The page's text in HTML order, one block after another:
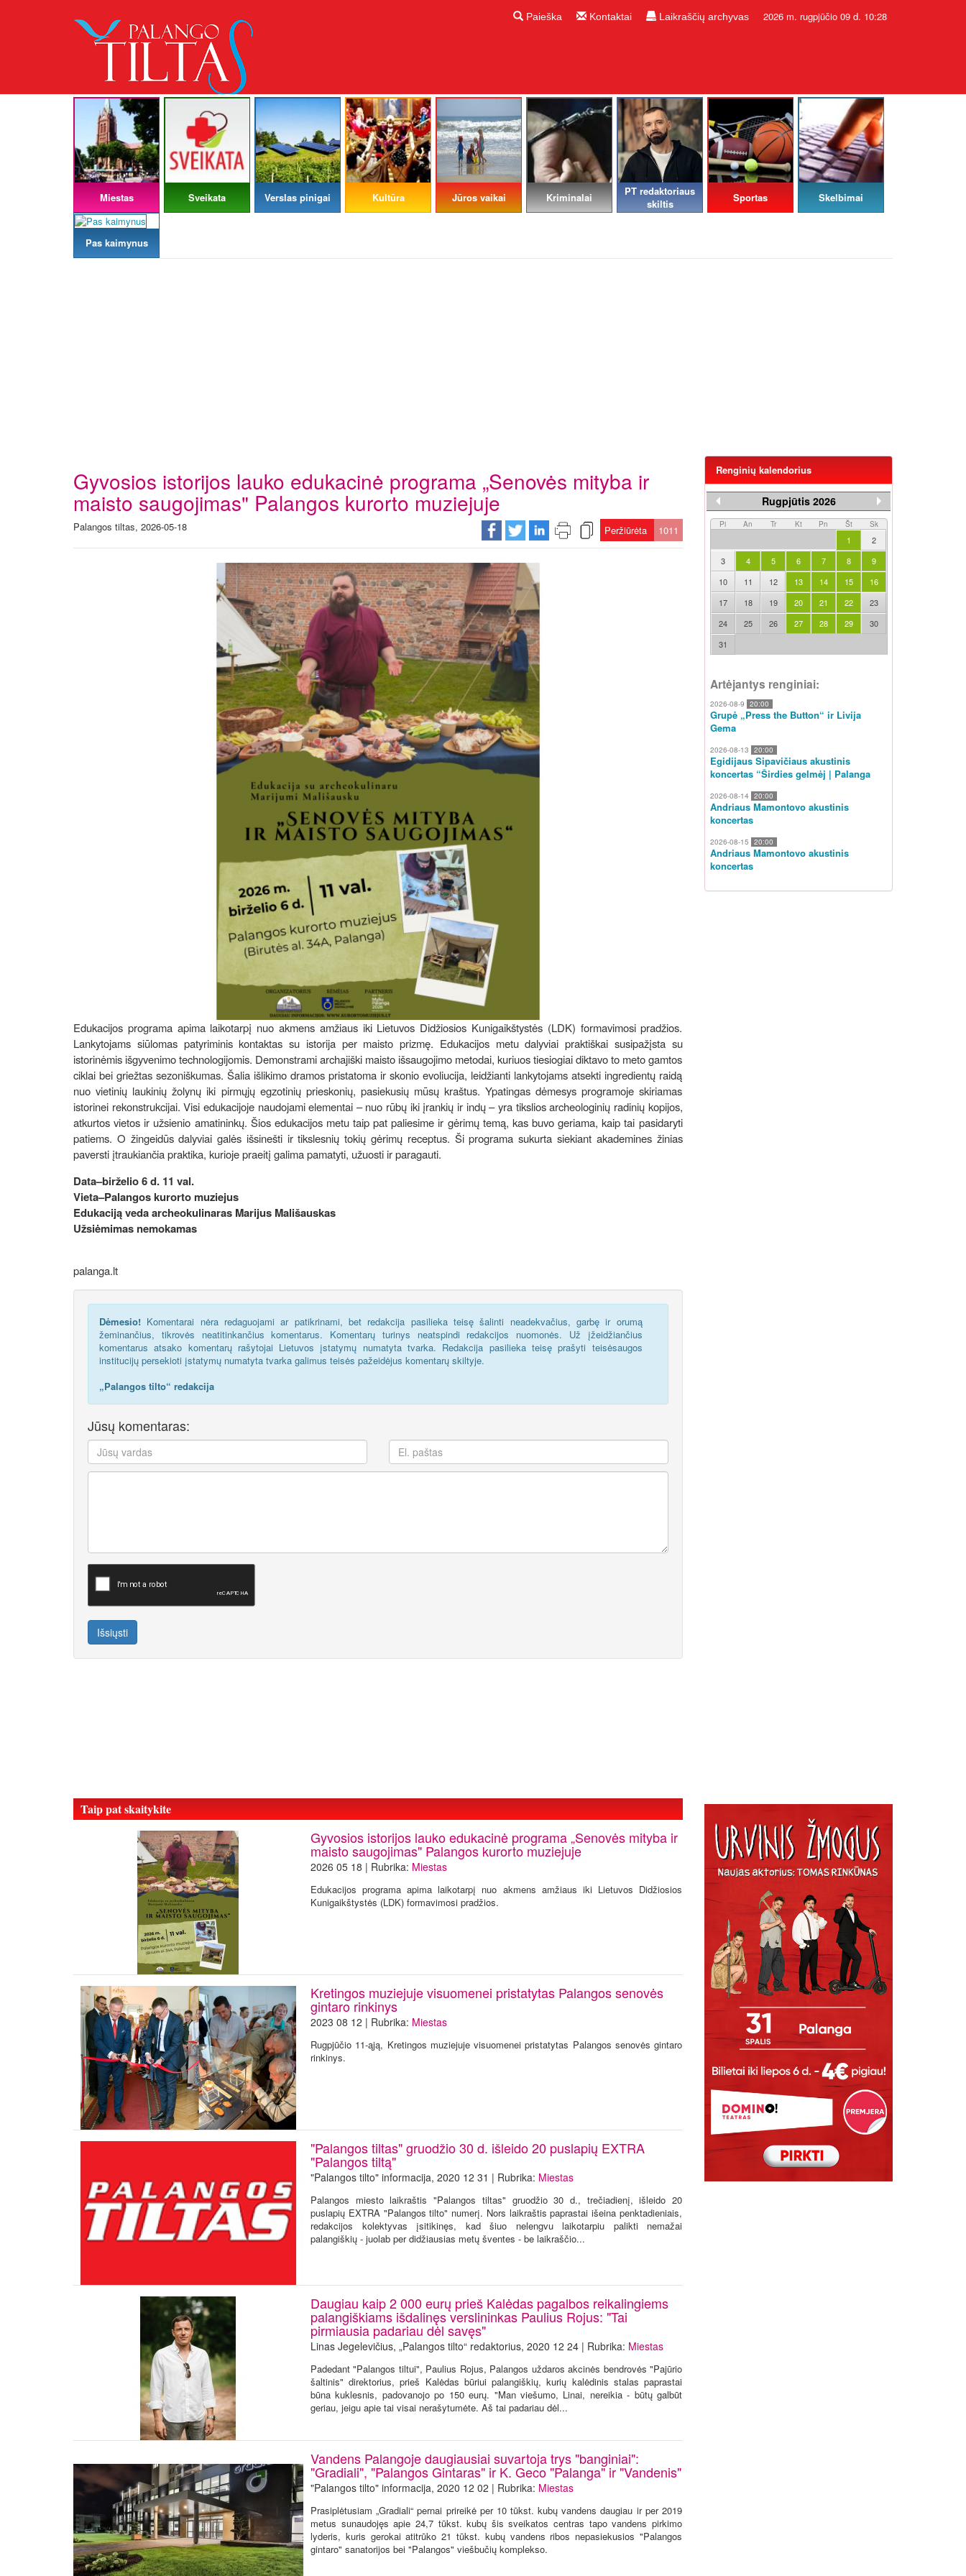
Paieška Kontaktai Laikraščių archyvas 2026 m. rugpjūčio 09 d. 10:28
Miestas Sveikata Verslas pinigai Kultūra Jūros vaikai Kriminalai
PT redaktoriaus
skiltis
Sportas Skelbimai
Pas kaimynus
Gyvosios istorijos lauko edukacinė programa „Senovės mityba ir
maisto saugojimas" Palangos kurorto muziejuje
Palangos tiltas, 2026-05-18 Peržiūrėta 1011
Edukacijos programa apima laikotarpį nuo akmens amžiaus iki Lietuvos Didžiosios Kunigaikštystės (LDK) formavimosi pradžios.
Lankytojams siūlomas patyriminis kontaktas su istorija per maisto prizmę. Edukacijos metu dalyviai praktiškai susipažįsta su
istorinėmis išgyvenimo technologijomis. Demonstrami archajiški maisto išsaugojimo metodai, kuriuos tiesiogiai diktavo to meto gamtos
ciklai bei griežtas sezoniškumas. Šalia išlikimo dramos pristatoma ir skonio evoliucija, leidžianti lankytojams atsekti ingredientų raidą
nuo vietinių laukinių žolynų iki pirmųjų egzotinių prieskonių, pasiekusių mūsų kraštus. Ypatingas dėmesys programoje skiriamas
istorinei rekonstrukcijai. Visi edukacijoje naudojami elementai – nuo rūbų iki įrankių ir indų – yra tikslios archeologinių radinių kopijos,
atkurtos vietos ir užsienio amatininkų. Šios edukacijos metu taip pat paliesime ir gėrimų temą, kas buvo geriama, kaip tai pasidaryti
patiems. O žingeidūs dalyviai galės išsinešti ir tikslesnių tokių gėrimų receptus. Ši programa sukurta siekiant akademines žinias
paversti įtraukiančia praktika, kurioje praeitį galima pamatyti, užuosti ir paragauti.
Data–birželio 6 d. 11 val.
Vieta–Palangos kurorto muziejus
Edukaciją veda archeokulinaras Marijus Mališauskas
Užsiėmimas nemokamas
palanga.lt
Dėmesio! Komentarai nėra redaguojami ar patikrinami, bet redakcija pasilieka teisę šalinti neadekvačius, garbę ir orumą
žeminančius, tikrovės neatitinkančius komentarus. Komentarų turinys neatspindi redakcijos nuomonės. Už įžeidžiančius
komentarus atsako komentarų rašytojai Lietuvos įstatymų numatyta tvarka. Redakcija pasilieka teisę prašyti teisėsaugos
institucijų persekioti įstatymų numatyta tvarka galimus teisės pažeidėjus komentarų skiltyje.
„Palangos tilto“ redakcija
Jūsų komentaras:
Išsiųsti
Taip pat skaitykite
Gyvosios istorijos lauko edukacinė programa „Senovės mityba ir
maisto saugojimas" Palangos kurorto muziejuje
2026 05 18 | Rubrika: Miestas
Edukacijos programa apima laikotarpį nuo akmens amžiaus iki Lietuvos Didžiosios
Kunigaikštystės (LDK) formavimosi pradžios.
Kretingos muziejuje visuomenei pristatytas Palangos senovės
gintaro rinkinys
2023 08 12 | Rubrika: Miestas
Rugpjūčio 11-ąją, Kretingos muziejuje visuomenei pristatytas Palangos senovės gintaro
rinkinys.
"Palangos tiltas" gruodžio 30 d. išleido 20 puslapių EXTRA
"Palangos tiltą"
"Palangos tilto" informacija, 2020 12 31 | Rubrika: Miestas
Palangos miesto laikraštis "Palangos tiltas" gruodžio 30 d., trečiadienį, išleido 20
puslapių EXTRA "Palangos tilto" numerį. Nors laikraštis paprastai išeina penktadieniais,
redakcijos kolektyvas įsitikinęs, kad šiuo nelengvu laikotarpiu palikti nemažai
palangiškių - juolab per didžiausias metų šventes - be laikraščio...
Daugiau kaip 2 000 eurų prieš Kalėdas pagalbos reikalingiems
palangiškiams išdalinęs verslininkas Paulius Rojus: "Tai
pirmiausia padariau dėl savęs"
Linas Jegelevičius, „Palangos tilto“ redaktorius, 2020 12 24 | Rubrika: Miestas
Padedant "Palangos tiltui", Paulius Rojus, Palangos uždaros akcinės bendrovės "Pajūrio
šaltinis" direktorius, prieš Kalėdas būriui palangiškių, kurių kalėdinis stalas paprastai
būna kuklesnis, padovanojo po 150 eurų. "Man viešumo, Linai, nereikia - būtų galbūt
geriau, jeigu apie tai visai nerašytumėte. Aš tai padariau dėl...
Vandens Palangoje daugiausiai suvartoja trys "banginiai":
"Gradiali", "Palangos Gintaras" ir K. Geco "Palanga" ir "Vandenis"
"Palangos tilto" informacija, 2020 12 02 | Rubrika: Miestas
Prasiplėtusiam „Gradiali“ pernai prireikė per 10 tūkst. kubų vandens daugiau ir per 2019
metus sunaudojęs apie 24,7 tūkst. kubų šis sveikatos centras tapo vandens pirkimo
lyderis, kuris gerokai atitrūko 21 tūkst. kubų vandens ribos nepasiekusios "Palangos
gintaro" sanatorijos bei "Palangos" viešbučių komplekso.
Renginių kalendorius
Rugpjūtis 2026
Pi An Tr Kt Pn Št Sk
1
2
3
4 5 6 7 8
9
10
11 12 13 14 15
16
17
18 19 20 21 22
23
24
25 26 27 28 29
30
31
Artėjantys renginiai:
2026-08-9 20:00
Grupė „Press the Button“ ir Livija
Gema
2026-08-13 20:00
Egidijaus Sipavičiaus akustinis
koncertas “Širdies gelmėj | Palanga
2026-08-14 20:00
Andriaus Mamontovo akustinis
koncertas
2026-08-15 20:00
Andriaus Mamontovo akustinis
koncertas